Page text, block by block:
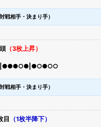
戦相手・決まり手）
（3枚上昇）
戦相手・決まり手）
目
（1枚半降下）